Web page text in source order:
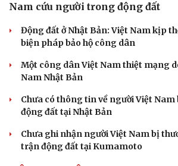
Thông tin doanh nghiệp
Doanh nhân
Vì cộng đồng
Sành điệu
Trải
Nam cứu người trong động đất
Động đất ở Nhật Bản: Việt Nam kịp
biện pháp bảo hộ công dân
Một công dân Việt Nam thiệt mạng
Nam Nhật Bản
Chưa có thông tin về người Việt
động đất tại Nhật Bản
Chưa ghi nhận người Việt Nam bị
trận động đất tại Kumamoto